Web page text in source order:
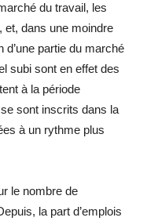
du travail, les
et, dans une moindre
partie du marché
subi sont en effet des
à la période
sont inscrits dans la
à un rythme plus
le nombre de
la part d’emplois